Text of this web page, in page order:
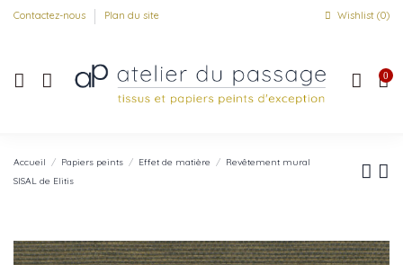
Contactez-nous Plan du site Wishlist (0)
0
Accueil Papiers peints Effet de matière
Revêtement mural
SISAL de Elitis